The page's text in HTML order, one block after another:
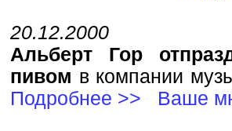
20.12.2000
Альберт Гор
пивом в компании
Подробнее >>
Ваше